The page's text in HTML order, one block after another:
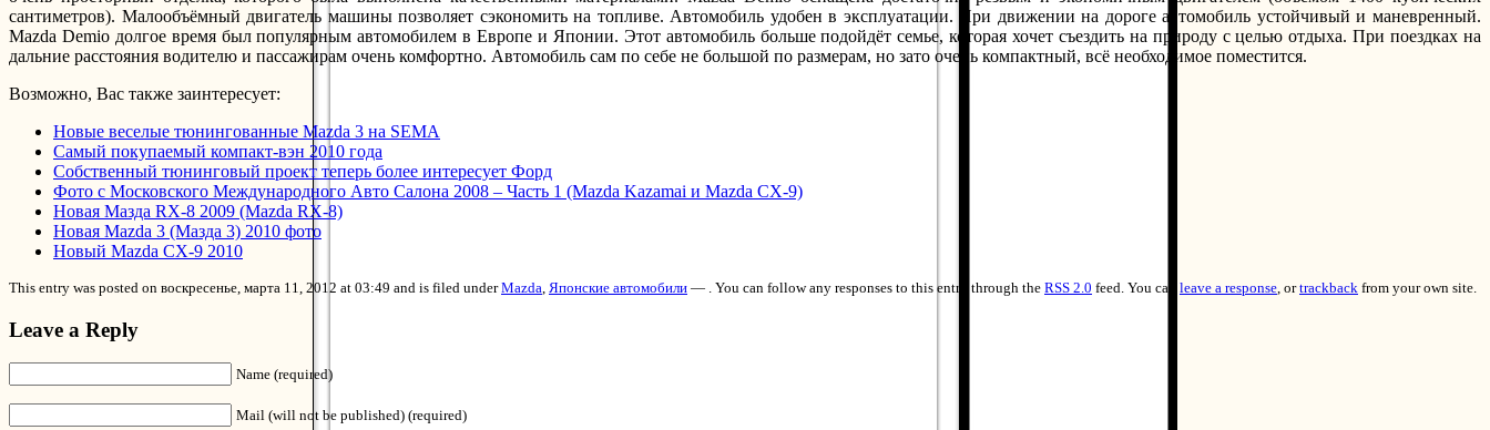
сантиметров). Малообъёмный двигатель машины позволяет сэкономить на топливе. Автомобиль удобен в эксплуатации. При движении на дороге автомобиль устойчивый и маневренный.
Mazda Demio долгое время был популярным автомобилем в Европе и Японии. Этот автомобиль больше подойдёт семье, которая хочет съездить на природу с целью отдыха. При поездках на
дальние расстояния водителю и пассажирам очень комфортно. Автомобиль сам по себе не большой по размерам, но зато очень компактный, всё необходимое поместится.
Возможно, Вас также заинтересует:
Новые веселые тюнингованные Mazda 3 на SEMA
Самый покупаемый компакт-вэн 2010 года
Собственный тюнинговый проект теперь более интересует Форд
Фото с Московского Международного Авто Салона 2008 – Часть 1 (Mazda Kazamai и Mazda CX-9)
Новая Мазда RX-8 2009 (Mazda RX-8)
Новая Mazda 3 (Мазда 3) 2010 фото
Новый Mazda CX-9 2010
This entry was posted on воскресенье, марта 11, 2012 at 03:49 and is filed underMazda Японские автомобили — . You can follow any responses to this entry through the RSS 2.0 feed. You can leave a response , ortrackback from your own site.
Leave a Reply
Name (required)
Mail (will not be published) (required)